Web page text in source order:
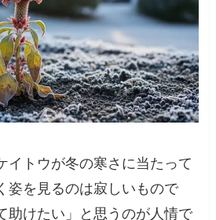
イトウが冬の寒さに当たって
姿を見るのは寂しいもので
助けたい」と思うのが人情で